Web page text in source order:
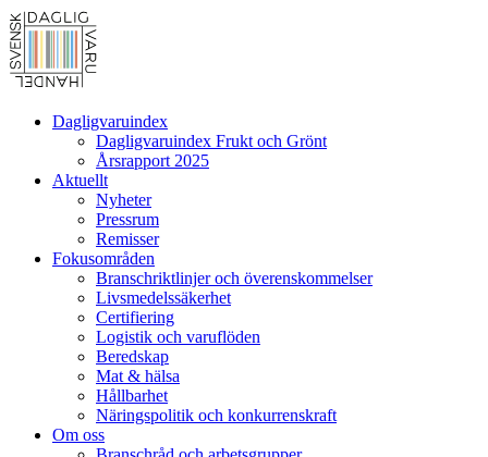
Dagligvaruindex
Dagligvaruindex Frukt och Grönt
Årsrapport 2025
Aktuellt
Nyheter
Pressrum
Remisser
Fokusområden
Branschriktlinjer och överenskommelser
Livsmedelssäkerhet
Certifiering
Logistik och varuflöden
Beredskap
Mat & hälsa
Hållbarhet
Näringspolitik och konkurrenskraft
Om oss